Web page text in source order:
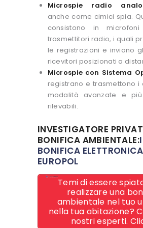
Microspie radio
anche come cimici spia.
consistono in
trasmettitori radio, i quali
le registrazioni e inviano
ricevitori posizionati a
Microspie con Sistema
registrano e trasmettono i
modalità avanzate e
rilevabili.
INVESTIGATORE
BONIFICA AMBIENTALE:
BONIFICA
EUROPOL
Temi di essere
realizzare una
ambientale nel tuo
nella tua abitazione?
nostri esperti.